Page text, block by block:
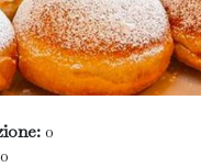
0
0